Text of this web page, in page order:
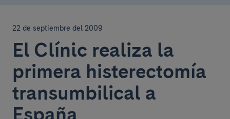
22 de septiembre del 2009
El Clínic realiza la
primera histerectomía
transumbilical a
España